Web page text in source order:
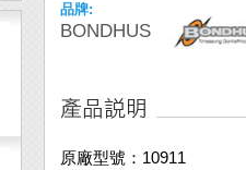
品牌:
BONDHUS
原廠型號：10911